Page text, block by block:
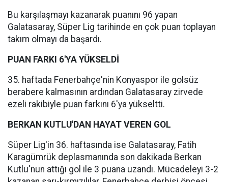
Bu karşılaşmayı kazanarak puanını 96 yapan
Galatasaray, Süper Lig tarihinde en çok puan toplayan
takım olmayı da başardı.
PUAN FARKI 6'YA YÜKSELDİ
35. haftada Fenerbahçe'nin Konyaspor ile golsüz
berabere kalmasının ardından Galatasaray zirvede
ezeli rakibiyle puan farkını 6'ya yükseltti.
BERKAN KUTLU'DAN HAYAT VEREN GOL
Süper Lig'in 36. haftasında ise Galatasaray, Fatih
Karagümrük deplasmanında son dakikada Berkan
Kutlu'nun attığı gol ile 3 puana uzandı. Mücadeleyi 3-2